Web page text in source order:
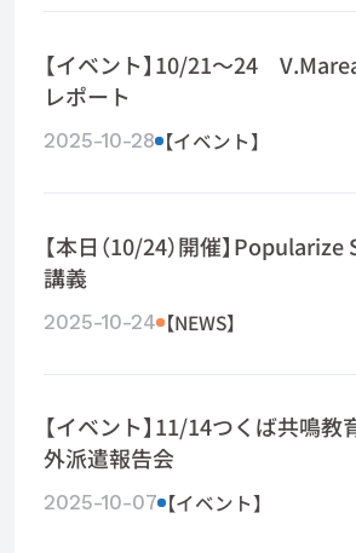
【イベント】10/21～24
レポート
2025-10-28 【イベント】
【本日（10/24）開催】
講義
2025-10-24 【NEWS】
【イベント】11/14つくば共鳴
外派遣報告会
2025-10-07 【イベント】